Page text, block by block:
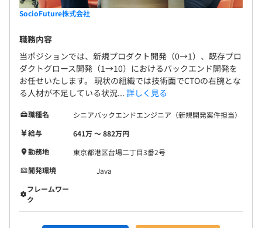
SocioFuture株式会社
職務内容
当ポジションでは、新規プロダクト開発（0→1）、既存プロ
ダクトグロース開発（1→10）におけるバックエンド開発を
お任せいたします。 現状の組織では技術面でCTOの右腕とな
る人材が不足している状況... 詳しく見る
職種名
シニアバックエンドエンジニア（新規開発案件担当）
給与
641万 〜 882万円
勤務地
東京都港区台場二丁目3番2号
開発環境
Java
フレームワー
ク